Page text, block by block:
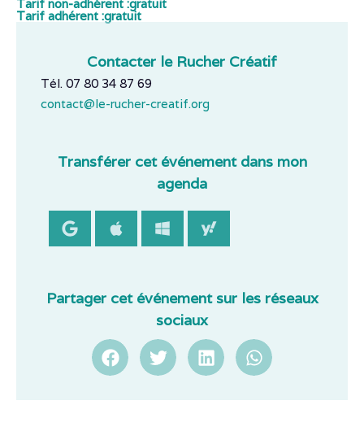
Tarif non-adhérent :gratuit
Tarif adhérent :gratuit
Contacter le Rucher Créatif
Tél. 07 80 34 87 69
contact@le-rucher-creatif.org
Transférer cet événement dans mon
agenda
Partager cet événement sur les réseaux
sociaux